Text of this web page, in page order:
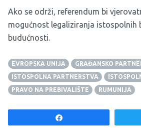
Ako se održi, referendum bi
mogućnost legaliziranja istospolnih
budućnosti.
EVROPSKA UNIJA
GRAĐANSKO
ISTOSPOLNA PARTNERSTVA
PRAVO NA PREBIVALIŠTE
RUMUNIJA